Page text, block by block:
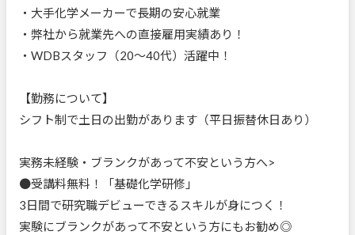
・大手化学メーカーで長期の安心就業
・弊社から就業先への直接雇用実績あり！
・WDBスタッフ（20～40代）活躍中！
【勤務について】
シフト制で土日の出勤があります（平日振替休日あり）
実務未経験・ブランクがあって不安という方へ>
●受講料無料！「基礎化学研修」
3日間で研究職デビューできるスキルが身につく！
実験にブランクがあって不安という方にもお勧め◎